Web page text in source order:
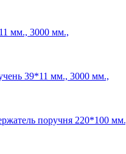
мм., 3000 мм.,
39*11 мм., 3000 мм.,
поручня 220*100